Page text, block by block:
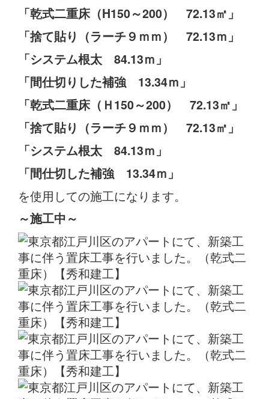
「乾式二重床（H150～200） 72.13㎡」
「捨て貼り（ラーチ９ｍｍ） 72.13ｍ」
「システム根太 84.13ｍ」
「間仕切りした補強 13.34ｍ」
「乾式二重床（Ｈ150～200） 72.13㎡」
「捨て貼り（ラーチ９ｍｍ） 72.13㎡」
「システム根太 84.13ｍ」
「間仕切した補強 13.34ｍ」
を使用しての施工になります。
～施工中～